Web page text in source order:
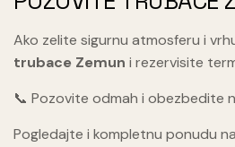
Ako zelite sigurnu atmosferu i
trubace Zemun i rezervisite
📞 Pozovite odmah i obezbedite
Pogledajte i kompletnu ponudu